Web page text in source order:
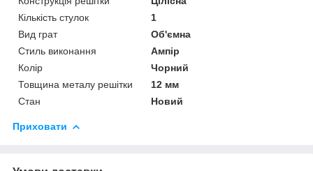
Кількість стулок
1
Вид грат
Об'ємна
Стиль виконання
Ампір
Колір
Чорний
Товщина металу решітки
12 мм
Стан
Новий
Приховати